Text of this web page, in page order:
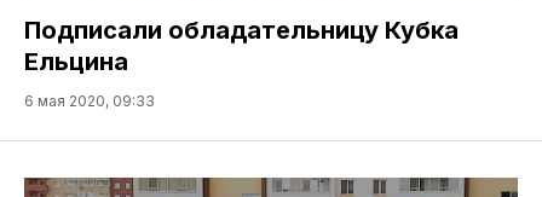
Подписали обладательницу Кубка
Ельцина
6 мая 2020, 09:33